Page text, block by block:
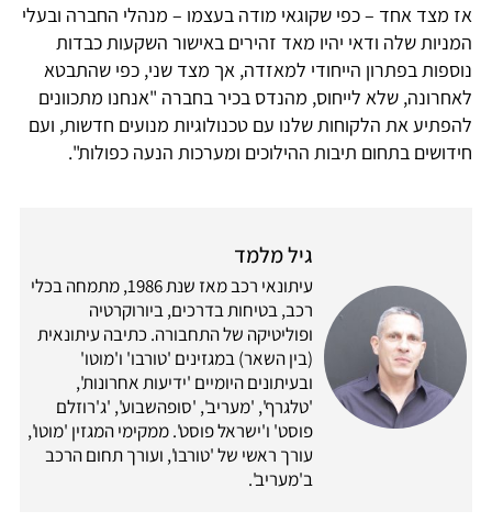
אז מצד אחד – כפי שקוגאי מודה בעצמו – מנהלי החברה ובעלי
המניות שלה ודאי יהיו מאד זהירים באישור השקעות כבדות
נוספות בפתרון הייחודי למאזדה, אך מצד שני, כפי שהתבטא
לאחרונה, שלא לייחוס, מהנדס בכיר בחברה "אנחנו מתכוונים
להפתיע את הלקוחות שלנו עם טכנולוגיות מנועים חדשות, ועם
חידושים בתחום תיבות ההילוכים ומערכות הנעה כפולות".
גיל מלמד
עיתונאי רכב מאז שנת 1986, מתמחה בכלי
רכב, בטיחות בדרכים, ביורוקרטיה
ופוליטיקה של התחבורה. כתיבה עיתונאית
(בין השאר) במגזינים 'טורבו' ו'מוטו'
ובעיתונים היומיים 'ידיעות אחרונות',
'טלגרף', 'מעריב', 'סופהשבוע', 'ג'רוזלם
פוסט' ו'ישראל פוסט'. ממקימי המגזין 'מוטו',
עורך ראשי של 'טורבו', ועורך תחום הרכב
ב'מעריב'.